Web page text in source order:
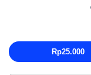
Rp25.000